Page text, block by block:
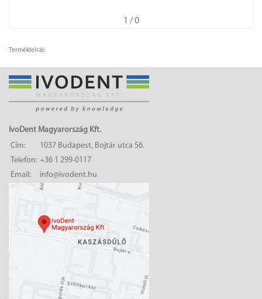
1 / 0
Termékleírás:
IvoDent Magyarország Kft.
Cím:
1037 Budapest, Bojtár utca 56.
Telefon: +36 1 299-0117
Email:
info@ivodent.hu